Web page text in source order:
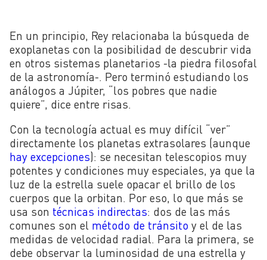
En un principio, Rey relacionaba la búsqueda de
exoplanetas con la posibilidad de descubrir vida
en otros sistemas planetarios -la piedra filosofal
de la astronomía-. Pero terminó estudiando los
análogos a Júpiter, “los pobres que nadie
quiere”, dice entre risas.
Con la tecnología actual es muy difícil “ver”
directamente los planetas extrasolares (aunque
hay excepciones): se necesitan telescopios muy
potentes y condiciones muy especiales, ya que la
luz de la estrella suele opacar el brillo de los
cuerpos que la orbitan. Por eso, lo que más se
usa son técnicas indirectas: dos de las más
comunes son el método de tránsito y el de las
medidas de velocidad radial. Para la primera, se
debe observar la luminosidad de una estrella y